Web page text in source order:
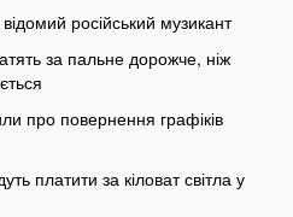
російський музикант
за пальне дорожче, ніж
про повернення графіків
платити за кіловат світла у